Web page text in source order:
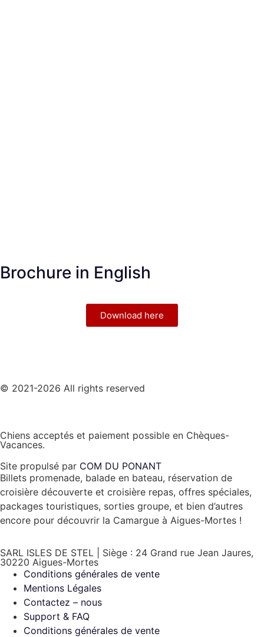
Billets promenade, balade en bateau, réservation de
croisière découverte et croisière repas, offres spéciales,
packages touristiques, sorties groupe, et bien d’autres
encore pour découvrir la Camargue à Aigues-Mortes !
SARL ISLES DE STEL | Siège : 24 Grand rue Jean Jaures,
30220 Aigues-Mortes
Brochure in English
Download here
© 2021-2026 All rights reserved
Chiens acceptés et paiement possible en Chèques-
Vacances.
Site propulsé par COM DU PONANT
Conditions générales de vente
Mentions Légales
Contactez – nous
Support & FAQ
Conditions générales de vente